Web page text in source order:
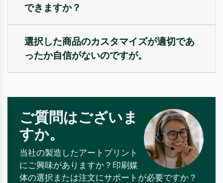
できますか？
選択した商品のカスタマイズが適切であ
ったか自信がないのですが。
ご質問はございま
すか。
当社の製造したアートプリント
にご興味がありますか？印刷媒
体の選択または注文にサポートが必要ですか？